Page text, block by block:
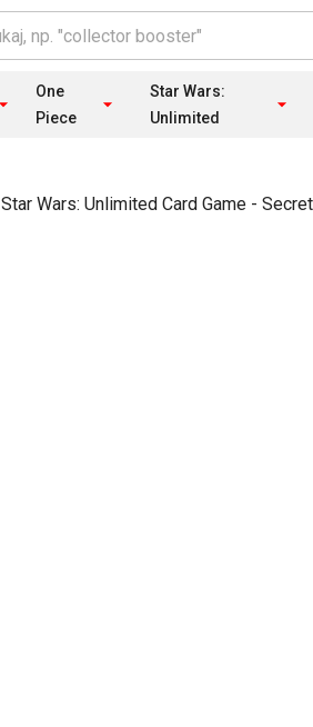
One
Piece
Star Wars:
Unlimited
Star Wars: Unlimited Card Game -